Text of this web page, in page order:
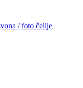
/ foto čelije